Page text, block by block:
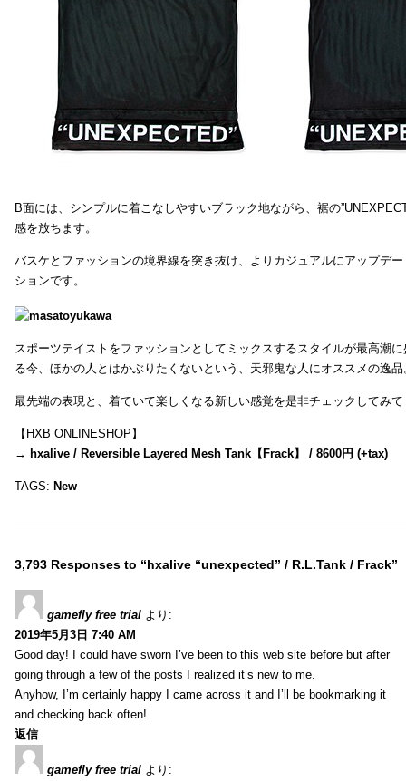
B面には、シンプルに着こなしやすいブラック地ながら、裾の
感を放ちます。
バスケとファッションの境界線を突き抜け、よりカジュアルにアップデ
ションです。
スポーツテイストをファッションとしてミックスするスタイルが最高潮
る今、ほかの人とはかぶりたくないという、天邪鬼な人にオススメの逸品
最先端の表現と、着ていて楽しくなる新しい感覚を是非チェックしてみ
【HXB ONLINESHOP】
→ hxalive / Reversible Layered Mesh Tank【Frack】 / 8600円 (+tax)
TAGS: New
3,793 Responses to “hxalive “unexpected” / R.L.Tank / Frack”
gamefly free trial より:
2019年5月3日 7:40 AM
Good day! I could have sworn I’ve been to this web site before but after
going through a few of the posts I realized it’s new to me.
Anyhow, I’m certainly happy I came across it and I’ll be bookmarking it
and checking back often!
返信
gamefly free trial より: